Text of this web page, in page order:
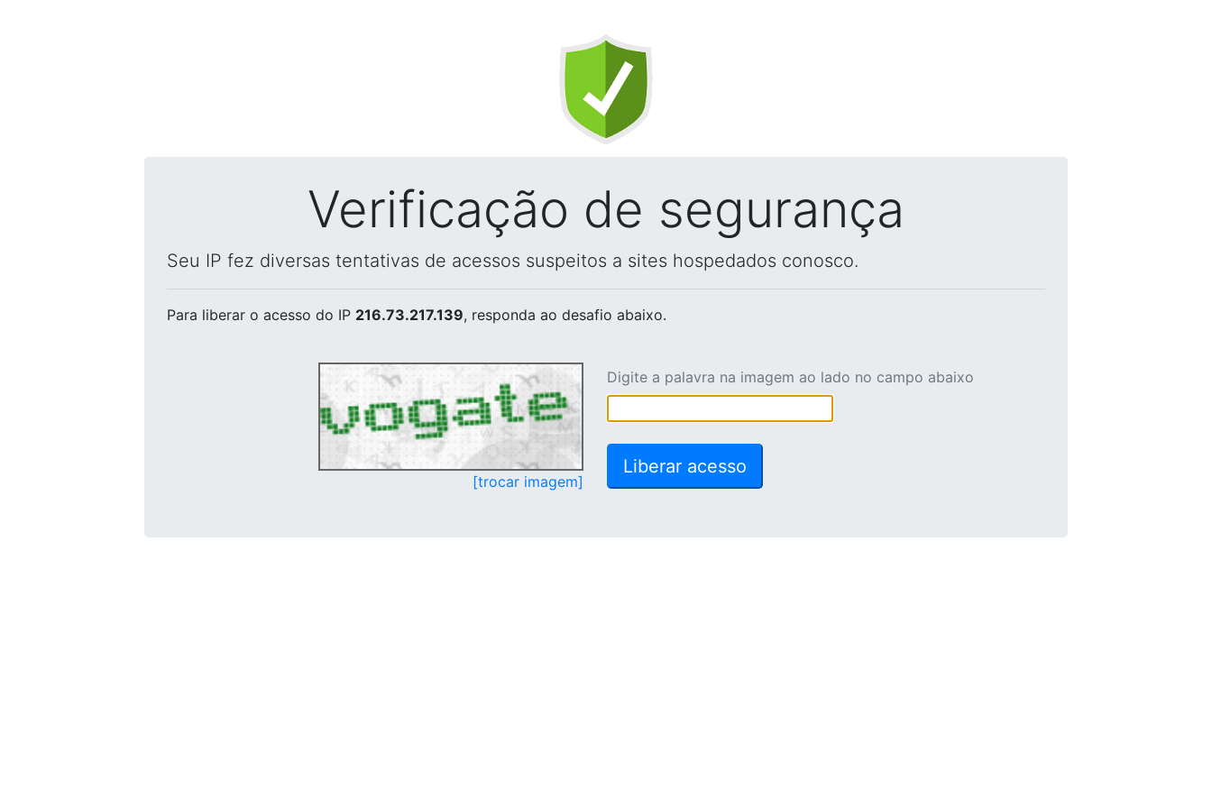
Verificação de segurança
Seu IP fez diversas tentativas de acessos suspeitos a sites hospedados conosco.
Para liberar o acesso do IP 216.73.217.139, responda ao desafio abaixo.
[trocar imagem]
Digite a palavra na imagem ao lado no campo abaixo